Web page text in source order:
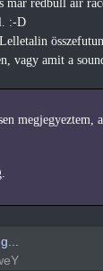
már redbull air
:-D
vagy amit a
megjegyeztem,